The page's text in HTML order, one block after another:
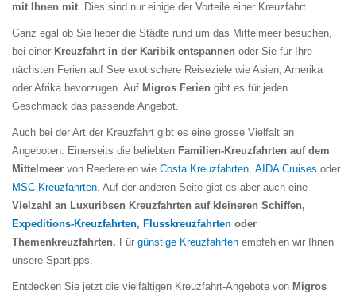
mit Ihnen mit. Dies sind nur einige der Vorteile einer Kreuzfahrt.
Ganz egal ob Sie lieber die Städte rund um das Mittelmeer besuchen,
bei einer Kreuzfahrt in der Karibik entspannen oder Sie für Ihre
nächsten Ferien auf See exotischere Reiseziele wie Asien, Amerika
oder Afrika bevorzugen. Auf Migros Ferien gibt es für jeden
Geschmack das passende Angebot.
Auch bei der Art der Kreuzfahrt gibt es eine grosse Vielfalt an
Angeboten. Einerseits die beliebten Familien-Kreuzfahrten auf dem
Mittelmeer von Reedereien wie Costa Kreuzfahrten, AIDA Cruises oder
MSC Kreuzfahrten. Auf der anderen Seite gibt es aber auch eine
Vielzahl an Luxuriösen Kreuzfahrten auf kleineren Schiffen,
Expeditions-Kreuzfahrten, Flusskreuzfahrten oder
Themenkreuzfahrten. Für günstige Kreuzfahrten empfehlen wir Ihnen
unsere Spartipps.
Entdecken Sie jetzt die vielfältigen Kreuzfahrt-Angebote von Migros